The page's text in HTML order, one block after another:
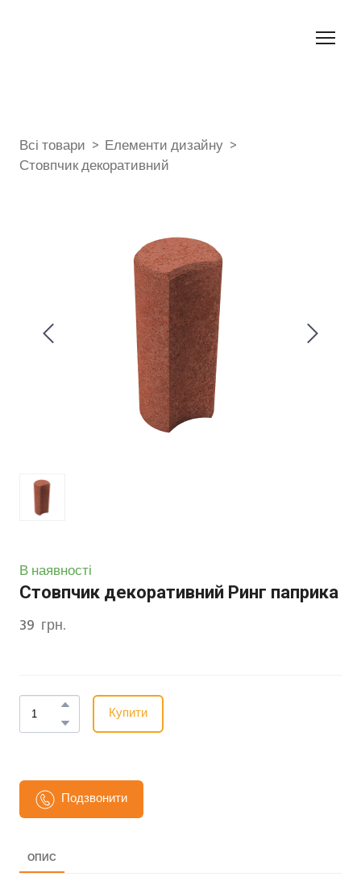
Всі товари
Елементи дизайну
Стовпчик декоративний
В наявності
Стовпчик декоративний Ринг паприка
39  грн.
Купити
Подзвонити
ОПИС